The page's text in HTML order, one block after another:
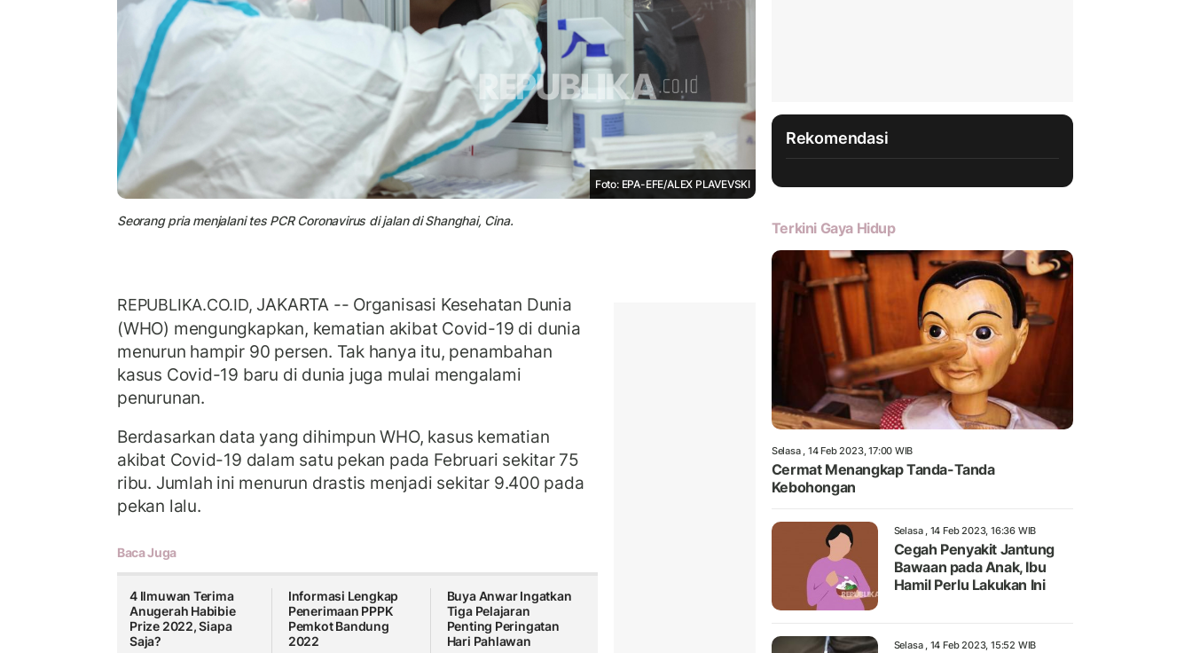
Foto: EPA-EFE/ALEX PLAVEVSKI
Seorang pria menjalani tes PCR Coronavirus di jalan di Shanghai, Cina.
REPUBLIKA.CO.ID,JAKARTA -- Organisasi Kesehatan Dunia
(WHO) mengungkapkan, kematian akibat Covid-19 di dunia
menurun hampir 90 persen. Tak hanya itu, penambahan
kasus Covid-19 baru di dunia juga mulai mengalami
penurunan.
Berdasarkan data yang dihimpun WHO, kasus kematian
akibat Covid-19 dalam satu pekan pada Februari sekitar 75
ribu. Jumlah ini menurun drastis menjadi sekitar 9.400 pada
pekan lalu.
Baca Juga
4 Ilmuwan Terima
Anugerah Habibie
Prize 2022, Siapa
Saja?
Informasi Lengkap
Penerimaan PPPK
Pemkot Bandung
2022
Buya Anwar Ingatkan
Tiga Pelajaran
Penting Peringatan
Hari Pahlawan
Rekomendasi
Terkini Gaya Hidup
Selasa , 14 Feb 2023, 17:00 WIB
Cermat Menangkap Tanda-Tanda
Kebohongan
Selasa , 14 Feb 2023, 16:36 WIB
Cegah Penyakit Jantung
Bawaan pada Anak, Ibu
Hamil Perlu Lakukan Ini
Selasa , 14 Feb 2023, 15:52 WIB